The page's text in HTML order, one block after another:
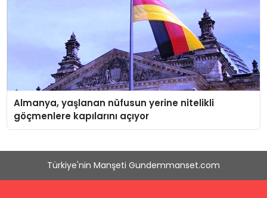
Almanya, yaşlanan nüfusun yerine nitelikli
göçmenlere kapılarını açıyor
Türkiye'nin Manşeti Gundemmanset.com